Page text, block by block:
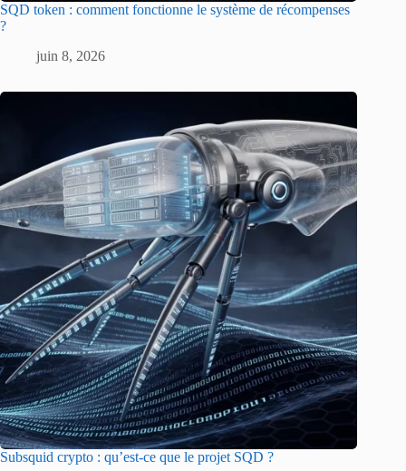
SQD token : comment fonctionne le système de récompenses
?
juin 8, 2026
Subsquid crypto : qu’est-ce que le projet SQD ?